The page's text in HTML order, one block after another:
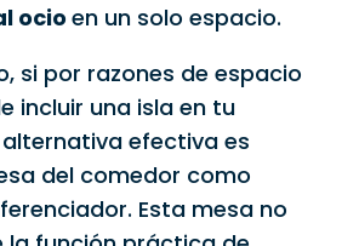
ocio en un solo espacio.
si por razones de espacio
incluir una isla en tu
efectiva es
del comedor como
Esta mesa no